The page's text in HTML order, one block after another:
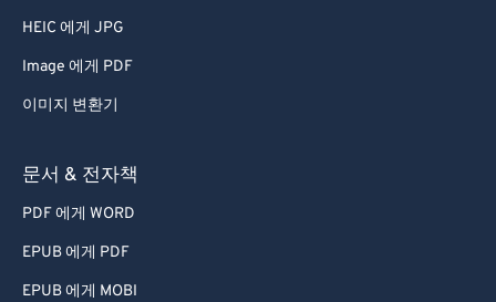
HEIC 에게 JPG
Image 에게 PDF
이미지 변환기
문서 & 전자책
PDF 에게 WORD
EPUB 에게 PDF
EPUB 에게 MOBI